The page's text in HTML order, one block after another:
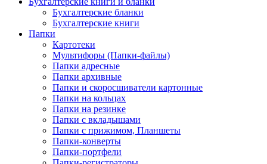
Бухгалтерские бланки
Бухгалтерские книги
Папки
Картотеки
Мультифоры (Папки-файлы)
Папки адресные
Папки архивные
Папки и скоросшиватели картонные
Папки на кольцах
Папки на резинке
Папки с вкладышами
Папки с прижимом, Планшеты
Папки-конверты
Папки-портфели